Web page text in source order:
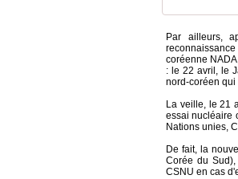
Par ailleurs,
reconnaissance
coréenne
: le 22 avril, le
nord-coréen qui
La veille, le 21
essai nucléaire
Nations unies,
De fait, la
Corée du
CSNU en cas